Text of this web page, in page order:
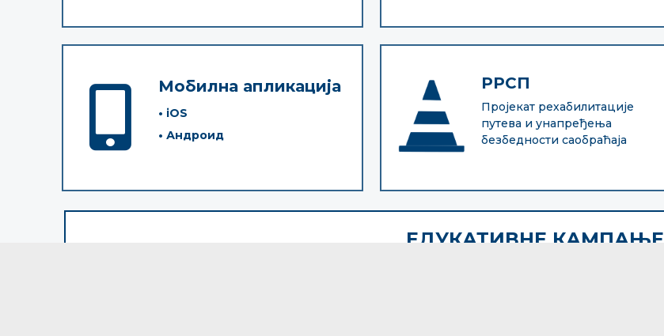
Мобилна апликација
• iOS
• Андроид
РРСП
Пројекат рехабилитације
путева и унапређења
безбедности саобраћаја
ЕДУКАТИВНЕ КАМПАЊЕ
© 2005-2026. "Путеви Србије" д.о.о. All rights reserved.